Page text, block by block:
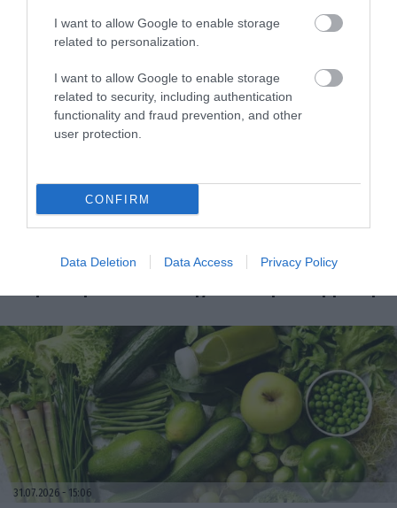
I want to allow Google to enable storage
related to personalization.
I want to allow Google to enable storage
related to security, including authentication
functionality and fraud prevention, and other
user protection.
CONFIRM
Data Deletion Data Access Privacy Policy
θρόμβωση
31.07.2026 15:10
Τι είναι η χολοκυστεκτομή στην οποία
υποβλήθηκε ο Μ.Χατζηγιάννης: Tα
31.07.2026 15:06